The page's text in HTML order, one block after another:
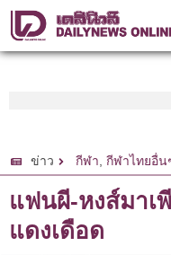
ข่าว กีฬา, กีฬาไทยอื่น
แฟนผี-หงส์มาเ
แดงเดือด